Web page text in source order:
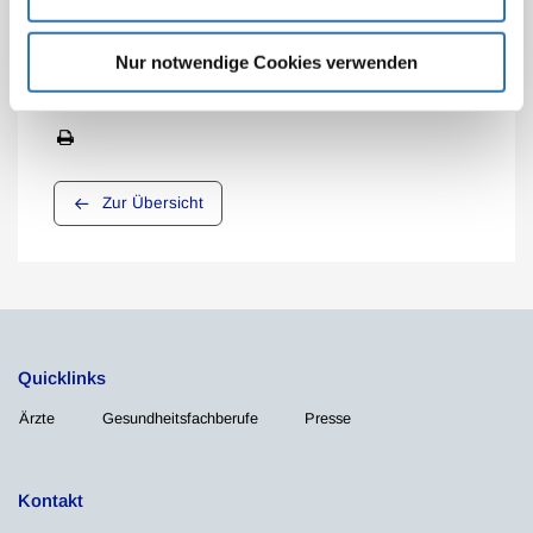
Nur notwendige Cookies verwenden
Beitrag teilen:
Zur Übersicht
Quicklinks
Ärzte Gesundheitsfachberufe Presse
Kontakt